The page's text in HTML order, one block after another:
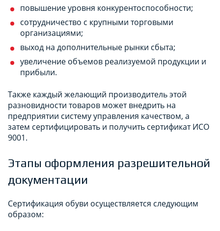
повышение уровня конкурентоспособности;
сотрудничество с крупными торговыми
организациями;
выход на дополнительные рынки сбыта;
увеличение объемов реализуемой продукции и
прибыли.
Также каждый желающий производитель этой
разновидности товаров может внедрить на
предприятии систему управления качеством, а
затем сертифицировать и получить сертификат ИСО
9001.
Этапы оформления разрешительной
документации
Сертификация обуви осуществляется следующим
образом: